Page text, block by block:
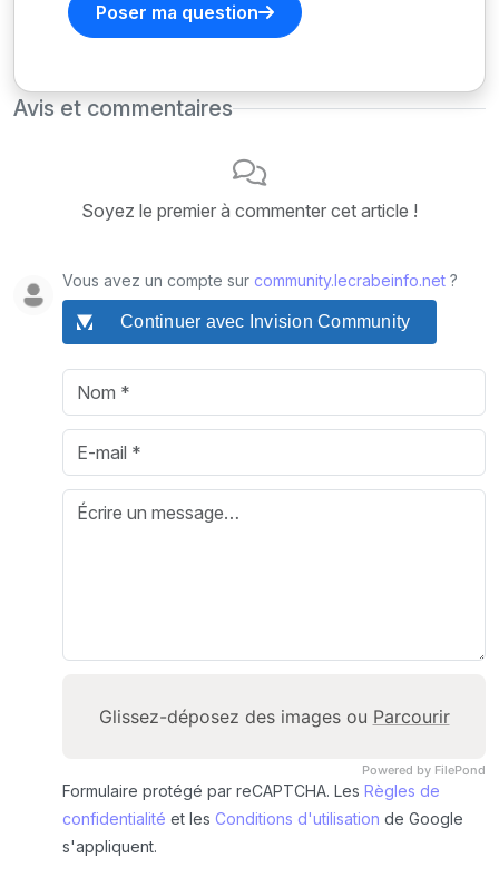
Poser ma question
Avis et commentaires
Soyez le premier à commenter cet article !
Vous avez un compte sur community.lecrabeinfo.net ?
Continuer avec Invision Community
Powered by FilePond
Glissez-déposez des images ou Parcourir
Formulaire protégé par reCAPTCHA. Les Règles de
confidentialité et les Conditions d'utilisation de Google
s'appliquent.